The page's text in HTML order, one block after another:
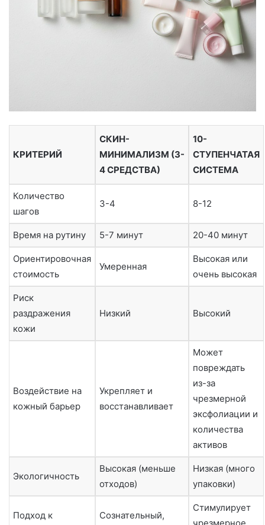
КРИТЕРИЙ
СКИН-
МИНИМАЛИЗМ (3-
4 СРЕДСТВА)
10-
СТУПЕНЧАТАЯ
СИСТЕМА
Количество
шагов
3-4 8-12
Время на рутину 5-7 минут 20-40 минут
Ориентировочная
стоимость
Умеренная
Высокая или
очень высокая
Риск
раздражения
кожи
Низкий Высокий
Воздействие на
кожный барьер
Укрепляет и
восстанавливает
Может
повреждать
из-за
чрезмерной
эксфолиации и
количества
активов
Экологичность
Высокая (меньше
отходов)
Низкая (много
упаковки)
Подход к
Сознательный,
Стимулирует